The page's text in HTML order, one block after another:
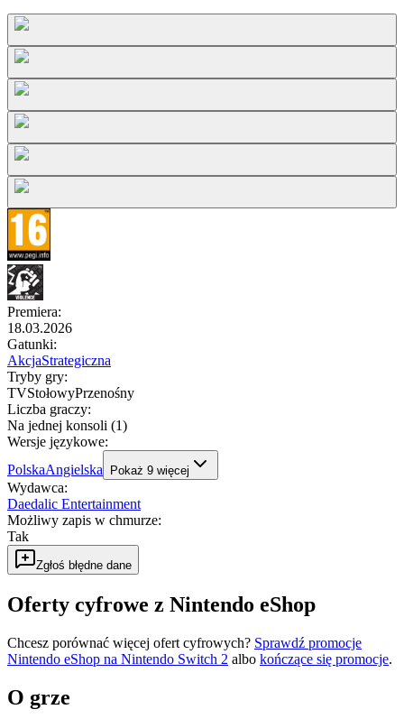
Premiera:
18.03.2026
Gatunki:
AkcjaStrategiczna
Tryby gry:
TVStołowyPrzenośny
Liczba graczy:
Na jednej konsoli (1)
Wersje językowe:
PolskaAngielska Pokaż 9 więcej
Wydawca:
Daedalic Entertainment
Możliwy zapis w chmurze:
Tak
Zgłoś błędne dane
Oferty cyfrowe z Nintendo eShop
Chcesz porównać więcej ofert cyfrowych? Sprawdź promocje
Nintendo eShop na Nintendo Switch 2 albo kończące się promocje.
O grze